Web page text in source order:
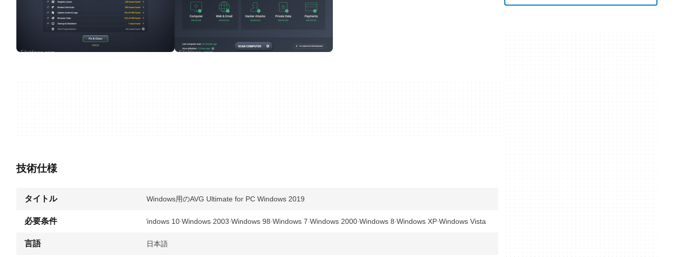
技術仕様
タイトル Windows用のAVG Ultimate for PC Windows 2019
必要条件 Windows 10 Windows 2003 Windows 98 Windows 7 Windows 2000 Windows 8 Windows XP Windows Vista
言語 日本語